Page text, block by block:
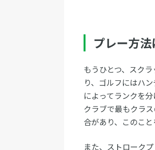
プレー方法
もうひとつ、スク
り、ゴルフにはハ
によってランクを
クラブで最もクラ
合があり、このこ
また、ストローク